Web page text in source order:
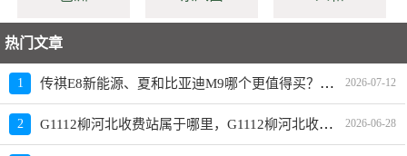
热门文章
1 传祺E8新能源、夏和比亚迪M9哪个更值得买？性价比、配置对比 2026-07-12
2 G1112柳河北收费站属于哪里，G1112柳河北收费站入口的详细地址 2026-06-28